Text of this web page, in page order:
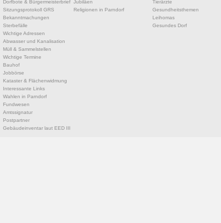
Dorfbote & Bürgermeisterbrief
Sitzungsprotokoll GRS
Bekanntmachungen
Sterbefälle
Wichtige Adressen
Abwasser und Kanalisation
Müll & Sammelstellen
Wichtige Termine
Bauhof
Jobbörse
Kataster & Flächenwidmung
Interessante Links
Wahlen in Parndorf
Fundwesen
Amtssignatur
Postpartner
Gebäudeinventar laut EED III
Jubiläen
Religionen in Parndorf
Tierärzte
Gesundheitsthemen
Leihomas
Gesundes Dorf